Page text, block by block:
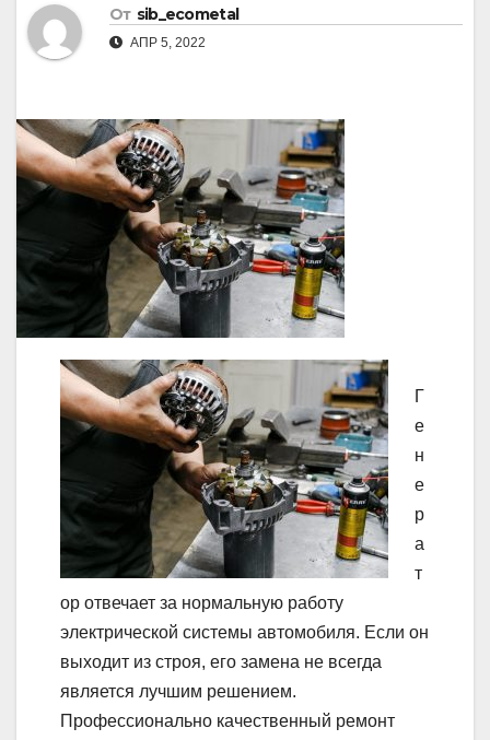
От sib_ecometal
АПР 5, 2022
Г
е
н
е
р
а
т
ор отвечает за нормальную работу
электрической системы автомобиля. Если он
выходит из строя, его замена не всегда
является лучшим решением.
Профессионально качественный ремонт